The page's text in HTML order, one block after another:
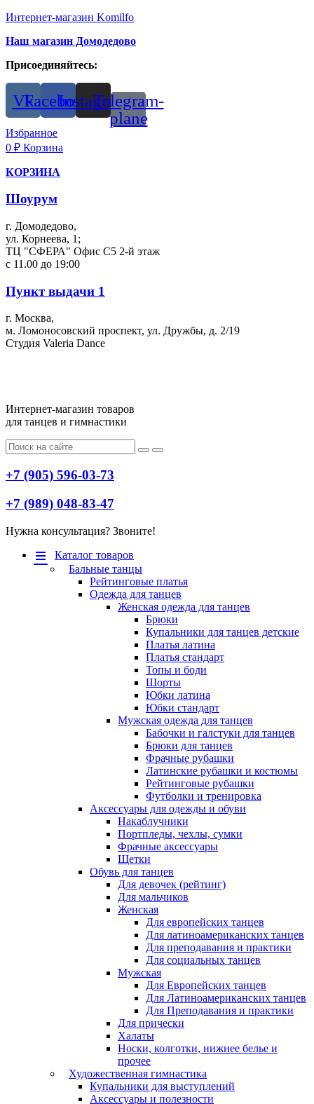
Интернет-магазин Komilfo
Наш магазин Домодедово
Присоединяйтесь:
VkFacebookInstagramTelegram-
plane
Избранное
0 ₽ Корзина
КОРЗИНА
Шоурум
г. Домодедово,
ул. Корнеева, 1;
ТЦ "СФЕРА" Офис С5 2-й этаж
с 11.00 до 19:00
Пункт выдачи 1
г. Москва,
м. Ломоносовский проспект, ул. Дружбы, д. 2/19
Студия Valeria Dance
Интернет-магазин товаров
для танцев и гимнастики
+7 (905) 596-03-73
+7 (989) 048-83-47
Нужна консультация? Звоните!
Меню
Каталог товаров
Бальные танцы
Рейтинговые платья
Одежда для танцев
Женская одежда для танцев
Брюки
Купальники для танцев детские
Платья латина
Платья стандарт
Топы и боди
Шорты
Юбки латина
Юбки стандарт
Мужская одежда для танцев
Бабочки и галстуки для танцев
Брюки для танцев
Фрачные рубашки
Латинские рубашки и костюмы
Рейтинговые рубашки
Футболки и тренировка
Аксессуары для одежды и обуви
Накаблучники
Портпледы, чехлы, сумки
Фрачные аксессуары
Щетки
Обувь для танцев
Для девочек (рейтинг)
Для мальчиков
Женская
Для европейских танцев
Для латиноамериканских танцев
Для преподавания и практики
Для социальных танцев
Мужская
Для Европейских танцев
Для Латиноамериканских танцев
Для Преподавания и практики
Для прически
Халаты
Носки, колготки, нижнее белье и
прочее
Художественная гимнастика
Купальники для выступлений
Аксессуары и полезности